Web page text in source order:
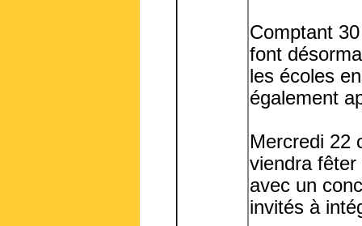
Comptant
font
les écoles
également
Mercredi 22
viendra
avec un
invités à